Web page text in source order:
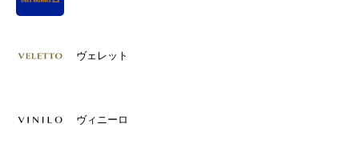
ヴェレット
ヴィニーロ